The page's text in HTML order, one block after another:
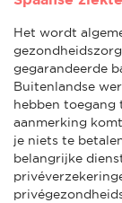
Het wordt
gegarandeerde
Buitenlandse
hebben toegang
aanmerking
je niets te
belangrijke